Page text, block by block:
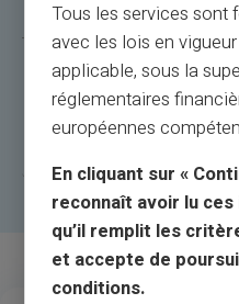
SE, AD ESEMPIO, HAI
IN IE E VUOI AVERE UN
Tous les services sont
avec les lois en
applicable, sous la
réglementaires
européennes
En cliquant sur «
reconnaît avoir lu
qu’il remplit les
et accepte de
conditions.